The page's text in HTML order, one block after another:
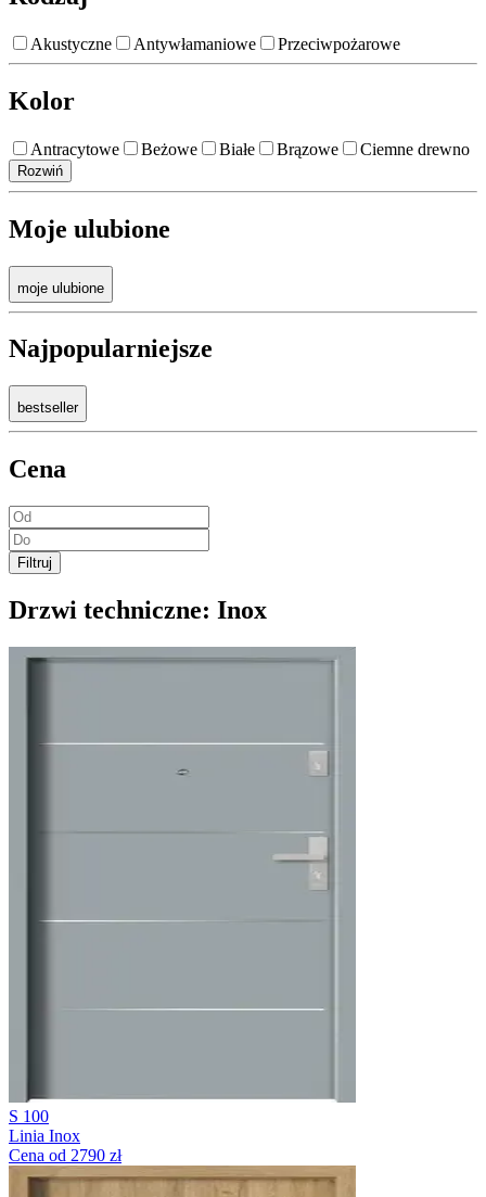
Akustyczne Antywłamaniowe Przeciwpożarowe
Kolor
Antracytowe Beżowe Białe Brązowe Ciemne drewno
Rozwiń
Moje ulubione
moje ulubione
Najpopularniejsze
bestseller
Cena
Filtruj
Drzwi techniczne: Inox
S 100
Linia Inox
Cena od 2790 zł